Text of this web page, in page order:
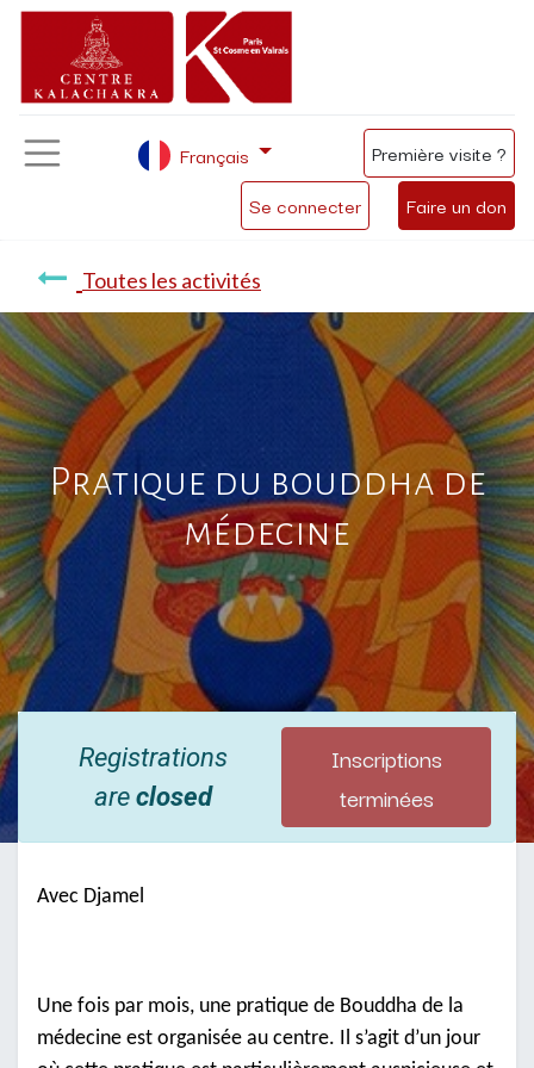
Se connecter Faire un don
Français Première visite ?
Toutes les activités
Pratique du bouddha de
médecine
Registrations
areclosed
Inscriptions
terminées
Avec Djamel
Une fois par mois, une pratique de Bouddha de la
médecine est organisée au centre. Il s’agit d’un jour